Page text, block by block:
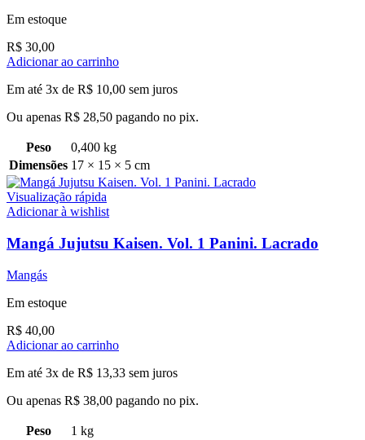
Em estoque
R$ 30,00
Adicionar ao carrinho
Em até 3x de R$ 10,00 sem juros
Ou apenas R$ 28,50 pagando no pix.
Peso
0,400 kg
Dimensões 17 × 15 × 5 cm
Visualização rápida
Adicionar à wishlist
Mangá Jujutsu Kaisen. Vol. 1 Panini. Lacrado
Mangás
Em estoque
R$ 40,00
Adicionar ao carrinho
Em até 3x de R$ 13,33 sem juros
Ou apenas R$ 38,00 pagando no pix.
Peso
1 kg